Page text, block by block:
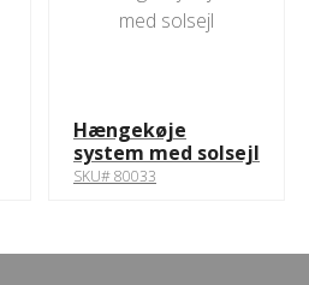
Hængekøje
system med solsejl
SKU# 80033